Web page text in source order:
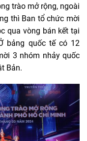
trào mở rộng, ngoài
thì Ban tổ chức mời
qua vòng bán kết tại
bảng quốc tế có 12
3 nhóm nhảy quốc
Bản.